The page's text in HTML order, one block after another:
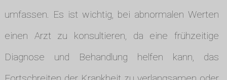
umfassen. Es ist wichtig, bei abnormalen Werten
einen Arzt zu konsultieren, da eine frühzeitige
Diagnose und Behandlung helfen kann, das